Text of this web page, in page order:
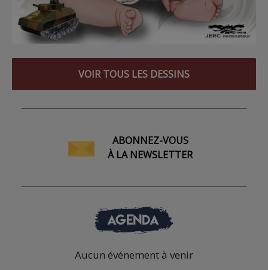
VOIR TOUS LES DESSINS
ABONNEZ-VOUS
À LA NEWSLETTER
AGENDA
Aucun événement à venir